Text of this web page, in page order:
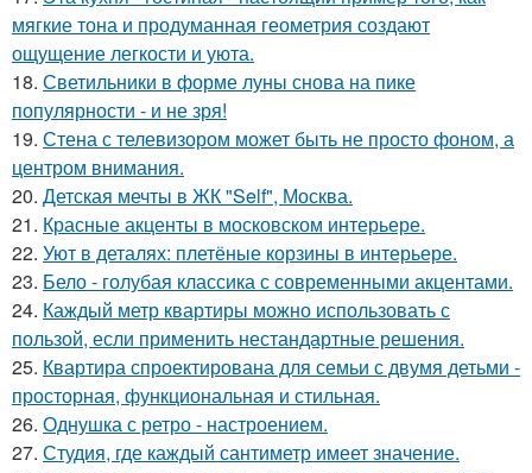
мягкие тона и продуманная геометрия создают
ощущение легкости и уюта.
18. Светильники в форме луны снова на пике
популярности - и не зря!
19. Стена с телевизором может быть не просто фоном, а
центром внимания.
20. Детская мечты в ЖК "Self", Москва.
21. Красные акценты в московском интерьере.
22. Уют в деталях: плетёные корзины в интерьере.
23. Бело - голубая классика с современными акцентами.
24. Каждый метр квартиры можно использовать с
пользой, если применить нестандартные решения.
25. Квартира спроектирована для семьи с двумя детьми -
просторная, функциональная и стильная.
26. Однушка с ретро - настроением.
27. Студия, где каждый сантиметр имеет значение.